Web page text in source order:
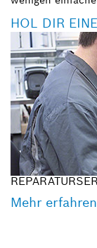
HOL DIR
Mehr erfahren